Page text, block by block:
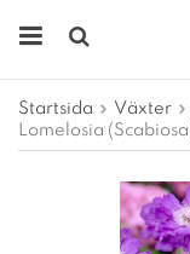
Startsida Växter
Lomelosia